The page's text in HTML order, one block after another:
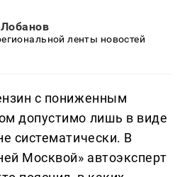
ленты новостей
с пониженным
допустимо лишь в виде
систематически. В
Москвой» автоэксперт